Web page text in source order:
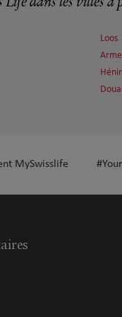
Loos
Douai
MySwisslife